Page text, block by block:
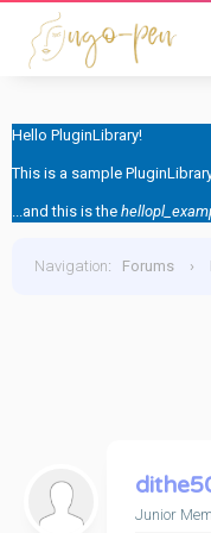
Hello PluginLibrary!
This is a sample
...and this is the
Navigation: Forums ›
Junior